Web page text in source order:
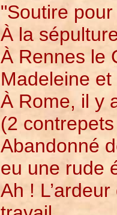
"Soutire
À la
À Rennes le
Madeleine
À Rome, il y
(2
Abandonné
eu une rude
Ah !